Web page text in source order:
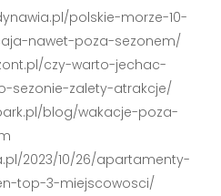
polskie-morze-10-
nawet-poza-sezonem/
czy-warto-jechac-
sezonie-zalety-atrakcje/
blog/wakacje-poza-
2023/10/26/apartamenty-
top-3-miejscowosci/